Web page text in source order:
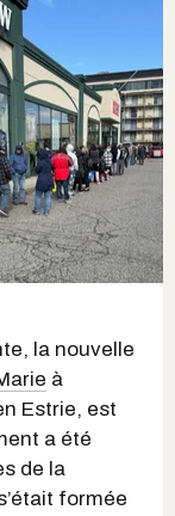
la nouvelle
à
Estrie, est
a été
de la
formée